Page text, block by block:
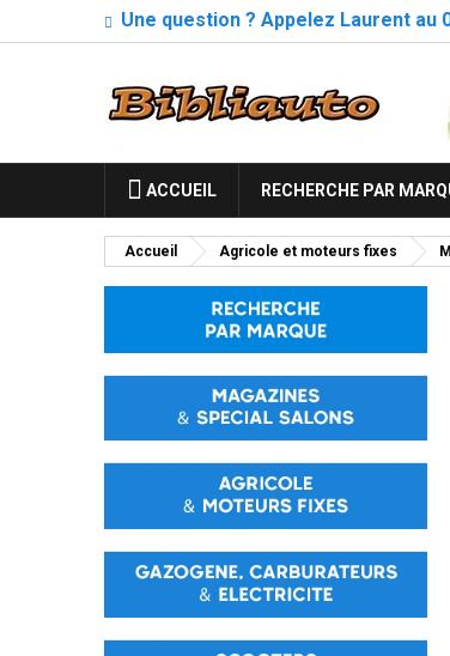
Une question ? Appelez Laurent au
ACCUEIL RECHERCHE PAR
Accueil Agricole et moteurs fixes